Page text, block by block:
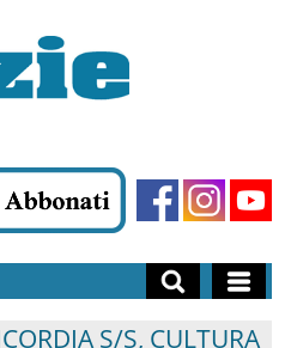
S/S, CULTURA